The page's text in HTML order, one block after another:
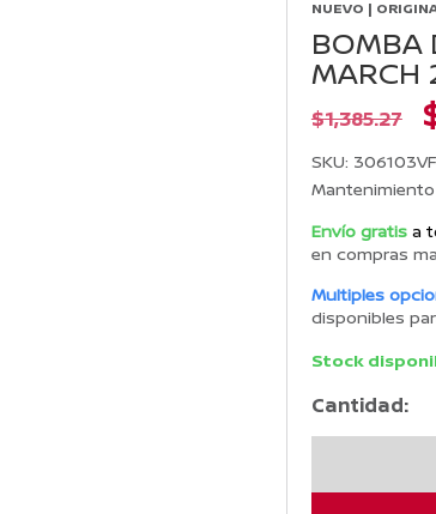
NUEVO |
BOMBA
MARCH
$1,385.27
SKU:
Mantenimiento
Envío gratis a
en compras
Multiples
disponibles
Stock
Cantidad: